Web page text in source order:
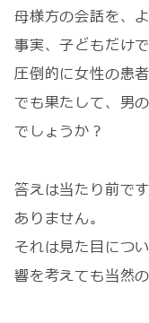
母様方の会話を、
事実、子どもだけ
圧倒的に女性の患
でも果たして、男
でしょうか？
答えは当たり前で
ありません。
それは見た目につ
響を考えても当然の